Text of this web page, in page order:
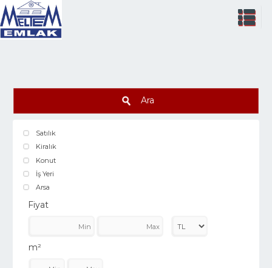
Ara
Satılık
Kiralık
Konut
İş Yeri
Arsa
Fiyat
m²